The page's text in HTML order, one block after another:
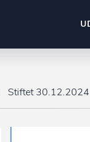
Hold dig
Stiftet 30.12.2024